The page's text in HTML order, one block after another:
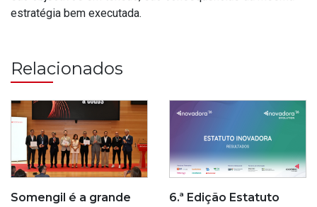
estratégia bem executada.
Relacionados
Somengil é a grande
6.ª Edição Estatuto